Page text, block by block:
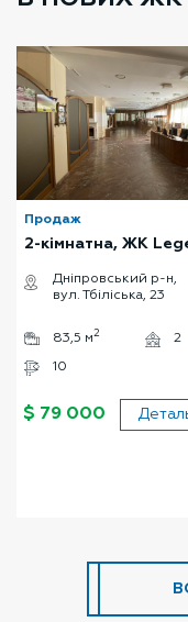
Продаж
2-кімнатна, ЖК
Дніпровський р-н,
вул. Тбіліська, 23
83,5 м2 2
10
$ 79 000